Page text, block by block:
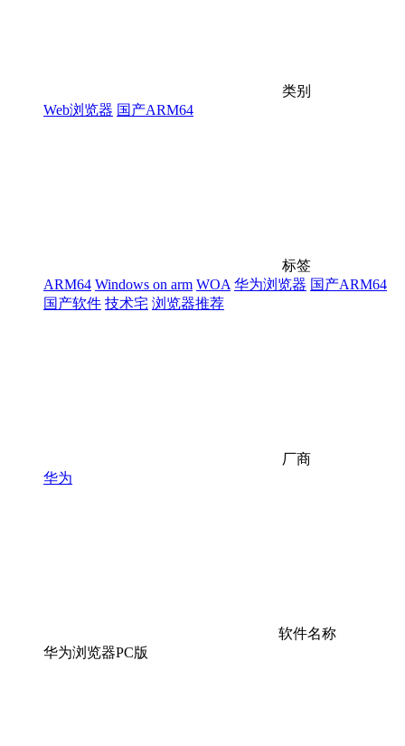
类别
Web浏览器 国产ARM64
标签
ARM64 Windows on arm WOA 华为浏览器 国产ARM64
国产软件 技术宅 浏览器推荐
厂商
华为
软件名称
华为浏览器PC版